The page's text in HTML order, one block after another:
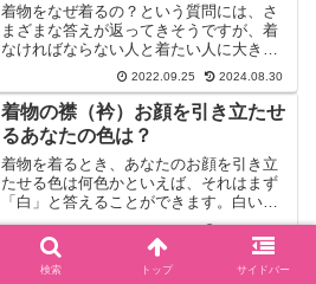
着物をなぜ着るの？という質問には、さ
まざまな答えが返ってきそうですが、着
なければならない人と着たい人に大きく
わかれるとおもいます。儀式のきものと
ファッションのキモノとしてまず分けて
考えてみました。教室で多くの女性お話
した経験から、基本は着物が好きという
共通項がありました。
2022.09.25 2024.08.30
着物の襟（衿）お顔を引き立たせ
るあなたの色は？
着物を着るとき、あなたのお顔を引き立
たせる色は何色かといえば、それはまず
「白」と答えることができます。白い色
は、小さなレフ版の効果を発揮します。
そのためどんな着物を着たときも、「白
い半襟」をつけるとお顔が明るく見えま
す。半衿に迷ったら白を選...
着物の時にピアス/指輪/アクセサ
検索 トップ サイドバー